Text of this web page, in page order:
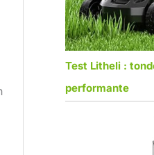
Test Litheli :
performante